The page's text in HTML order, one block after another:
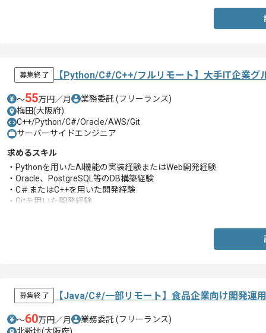
募集終了 【Python/C#/C++/フルリモート】大手IT企業グ
〜55万円／月 業務委託 (フリーランス)
梅田(大阪府)
C++/Python/C#/Oracle/AWS/Git
サーバーサイドエンジニア
求めるスキル
・Pythonを用いたAI機能の実装経験またはWeb開発経験
・Oracle、PostgreSQL等のDB構築経験
・C＃またはC++を用いた開発経験
・Gitを用いた開発経験
募集終了 【Java/C#/一部リモート】食品企業向け開発運
〜60万円／月 業務委託 (フリーランス)